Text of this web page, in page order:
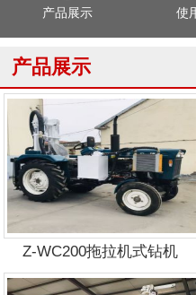
产品展示 使
产品展示
Z-WC200拖拉机式钻机